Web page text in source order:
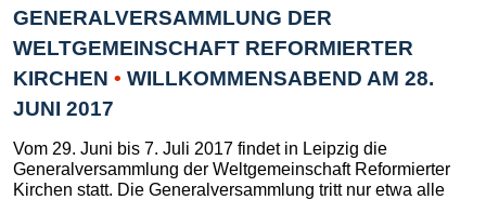
GENERALVERSAMMLUNG DER
WELTGEMEINSCHAFT REFORMIERTER
KIRCHEN • WILLKOMMENSABEND AM 28.
JUNI 2017
Vom 29. Juni bis 7. Juli 2017 findet in Leipzig die
Generalversammlung der Weltgemeinschaft Reformierter
Kirchen statt. Die Generalversammlung tritt nur etwa alle